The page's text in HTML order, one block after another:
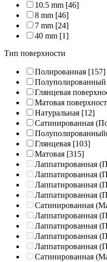
10.5 mm [46]
8 mm [46]
7 mm [24]
40 mm [1]
Тип поверхности
Полированная [157]
Глянцевая
Матовая
Натуральная [12]
Сатинированная
Глянцевая [103]
Матовая [315]
Лаппатированная
Лаппатированная
Лаппатированная
Лаппатированная
Сатинированная
Лаппатированная
Лаппатированная
Лаппатированная
Лаппатированная
Сатинированная